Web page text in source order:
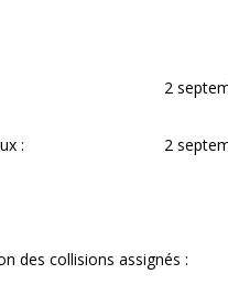
2
: 2
des collisions assignés :